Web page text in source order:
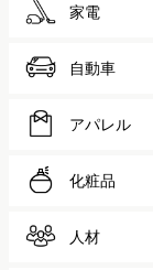
家電
自動車
アパレル
化粧品
人材